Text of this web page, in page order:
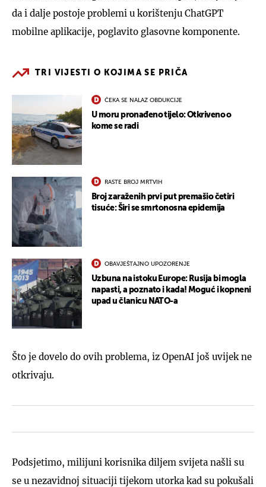
da i dalje postoje problemi u korištenju ChatGPT
mobilne aplikacije, poglavito glasovne komponente.
TRI VIJESTI O KOJIMA SE PRIČA
ČEKA SE NALAZ OBDUKCIJE
U moru pronađeno tijelo: Otkriveno o
kome se radi
RASTE BROJ MRTVIH
Broj zaraženih prvi put premašio četiri
tisuće: Širi se smrtonosna epidemija
OBAVJEŠTAJNO UPOZORENJE
Uzbuna na istoku Europe: Rusija bi mogla
napasti, a poznato i kada! Moguć i kopneni
upad u članicu NATO-a
Što je dovelo do ovih problema, iz OpenAI još uvijek ne
otkrivaju.
Podsjetimo, milijuni korisnika diljem svijeta našli su
se u nezavidnoj situaciji tijekom utorka kad su pokušali